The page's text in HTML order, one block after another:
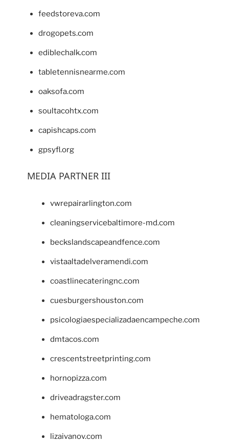
feedstoreva.com
drogopets.com
ediblechalk.com
tabletennisnearme.com
oaksofa.com
soultacohtx.com
capishcaps.com
gpsyfl.org
MEDIA PARTNER III
vwrepairarlington.com
cleaningservicebaltimore-md.com
beckslandscapeandfence.com
vistaaltadelveramendi.com
coastlinecateringnc.com
cuesburgershouston.com
psicologiaespecializadaencampeche.com
dmtacos.com
crescentstreetprinting.com
hornopizza.com
driveadragster.com
hematologa.com
lizaivanov.com